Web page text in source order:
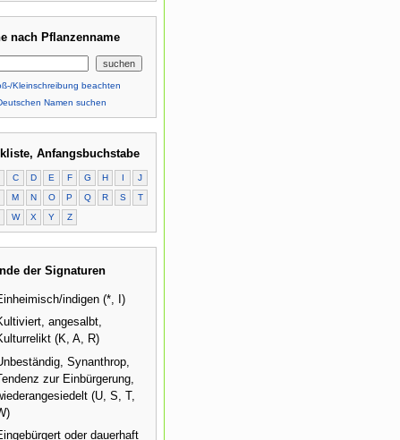
nach Pflanzenname
Kleinschreibung beachten
Namen suchen
Anfangsbuchstabe
C D E F G H I
J
M N O P Q R S
T
W X Y Z
der Signaturen
indigen (*, I)
angesalbt,
(K, A, R)
Synanthrop,
zur Einbürgerung,
(U, S, T,
oder dauerhaft